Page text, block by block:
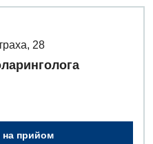
28
на прийом